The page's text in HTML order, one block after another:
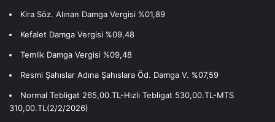
Kira Söz. Alınan Damga Vergisi %01,89
Kefalet Damga Vergisi %09,48
Temlik Damga Vergisi %09,48
Resmi Şahıslar Adına Şahıslara Öd. Damga V. %07,59
Normal Tebligat 265,00.TL-Hızlı Tebligat 530,00.TL-MTS
310,00.TL(2/2/2026)